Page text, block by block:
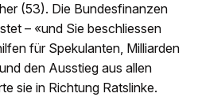
(53). Die Bundesfinanzen
– «und Sie beschliessen
für Spekulanten, Milliarden
den Ausstieg aus allen
sie in Richtung Ratslinke.